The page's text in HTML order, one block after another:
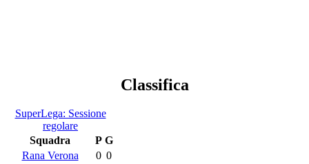
Classifica
SuperLega: Sessione
regolare
Squadra
P G
Rana Verona
0 0